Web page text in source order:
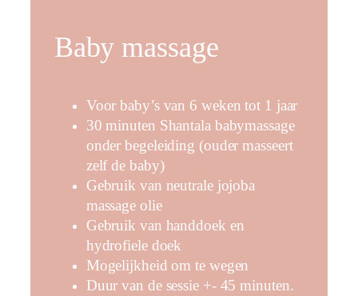
Baby massage
Voor baby’s van 6 weken tot 1 jaar
30 minuten Shantala babymassage
onder begeleiding (ouder masseert
zelf de baby)
Gebruik van neutrale jojoba
massage olie
Gebruik van handdoek en
hydrofiele doek
Mogelijkheid om te wegen
Duur van de sessie +- 45 minuten.